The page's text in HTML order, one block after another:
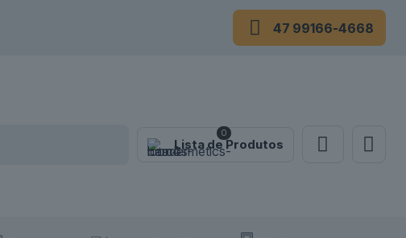
47 99166-4668
0
Lista de Produtos